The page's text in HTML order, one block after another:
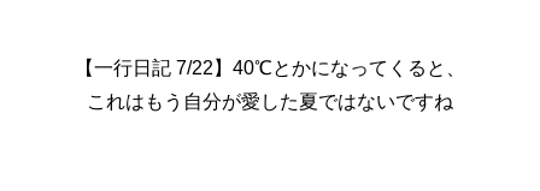
【一行日記 7/22】40℃とかになってくると、
これはもう自分が愛した夏ではないですね